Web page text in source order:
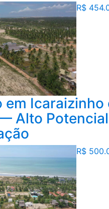
R$
em Icaraizinho
Alto
R$